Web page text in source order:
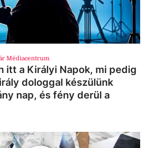
Médiacentrum
itt a Királyi Napok, mi pedig
dologgal készülünk
nap, és fény derül a